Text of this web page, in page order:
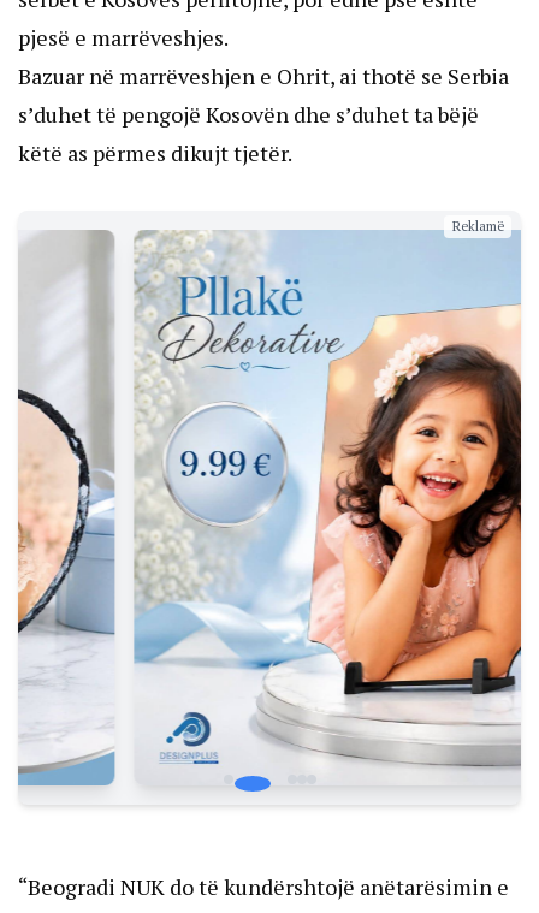
pjesë e marrëveshjes.
Bazuar në marrëveshjen e Ohrit, ai thotë se Serbia
s’duhet të pengojë Kosovën dhe s’duhet ta bëjë
këtë as përmes dikujt tjetër.
Reklamë
“Beogradi NUK do të kundërshtojë anëtarësimin e